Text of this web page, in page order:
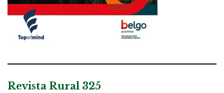
Revista Rural 325